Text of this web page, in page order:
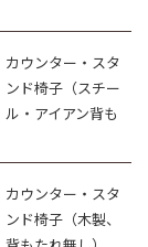
カウンター・スタ
ンド椅子（スチー
ル・アイアン背も
カウンター・スタ
ンド椅子（木製、